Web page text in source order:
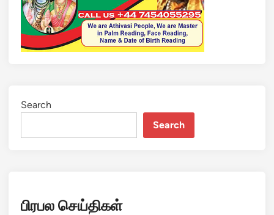
Search
Search
பிரபல செய்திகள்